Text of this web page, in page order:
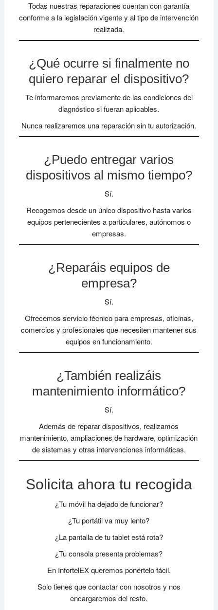
Todas nuestras reparaciones cuentan con garantía
conforme a la legislación vigente y al tipo de intervención
realizada.
¿Qué ocurre si finalmente no
quiero reparar el dispositivo?
Te informaremos previamente de las condiciones del
diagnóstico si fueran aplicables.
Nunca realizaremos una reparación sin tu autorización.
¿Puedo entregar varios
dispositivos al mismo tiempo?
Sí.
Recogemos desde un único dispositivo hasta varios
equipos pertenecientes a particulares, autónomos o
empresas.
¿Reparáis equipos de
empresa?
Sí.
Ofrecemos servicio técnico para empresas, oficinas,
comercios y profesionales que necesiten mantener sus
equipos en funcionamiento.
¿También realizáis
mantenimiento informático?
Sí.
Además de reparar dispositivos, realizamos
mantenimiento, ampliaciones de hardware, optimización
de sistemas y otras intervenciones informáticas.
Solicita ahora tu recogida
¿Tu móvil ha dejado de funcionar?
¿Tu portátil va muy lento?
¿La pantalla de tu tablet está rota?
¿Tu consola presenta problemas?
En InfortelEX queremos ponértelo fácil.
Solo tienes que contactar con nosotros y nos
encargaremos del resto.